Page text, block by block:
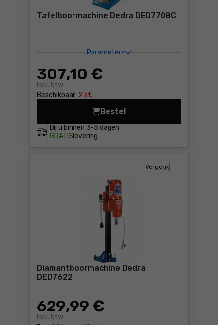
Tafelboormachine Dedra DED7708C
Parameters
307,10 €
Incl. btw
Beschikbaar: 2 st.
Bij u binnen 3-5 dagen
GRATIS levering
Bestel
Tafelboormachine Dedra
Diamantboormachine Dedra
DED7622
629,99 €
Incl. btw
Vergelijk